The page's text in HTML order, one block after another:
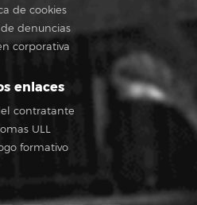
de cookies
denuncias
corporativa
enlaces
contratante
ULL
formativo